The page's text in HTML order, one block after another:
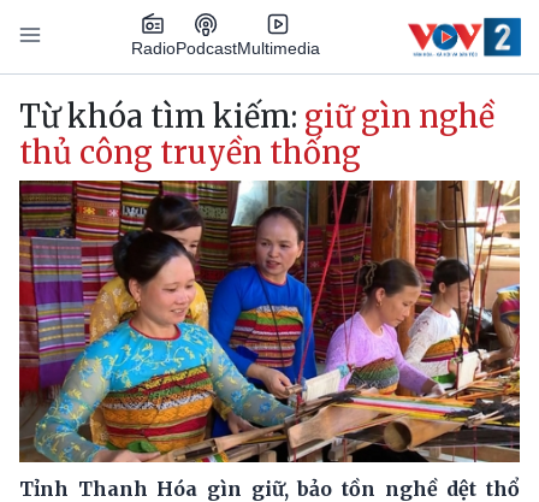
Nhảy đến nội dung
RadioPodcastMultimedia
Main navigation
Từ khóa tìm kiếm: giữ gìn nghề
thủ công truyền thống
Tỉnh Thanh Hóa gìn giữ, bảo tồn nghề dệt thổ